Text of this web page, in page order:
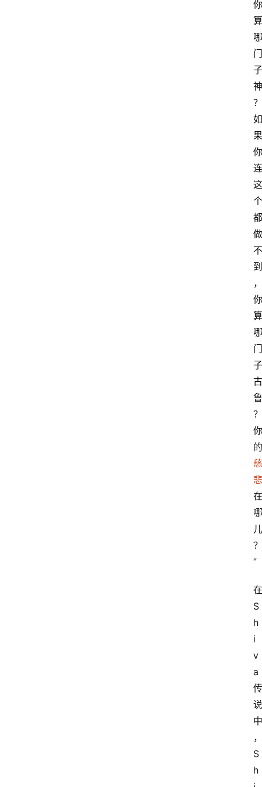
你
算
哪
门
子
神
？
如
果
你
连
这
个
都
做
不
到
，
你
算
哪
门
子
古
鲁
？
你
的
慈
悲
在
哪
儿
？
”
在
S
h
i
v
a
传
说
中
，
S
h